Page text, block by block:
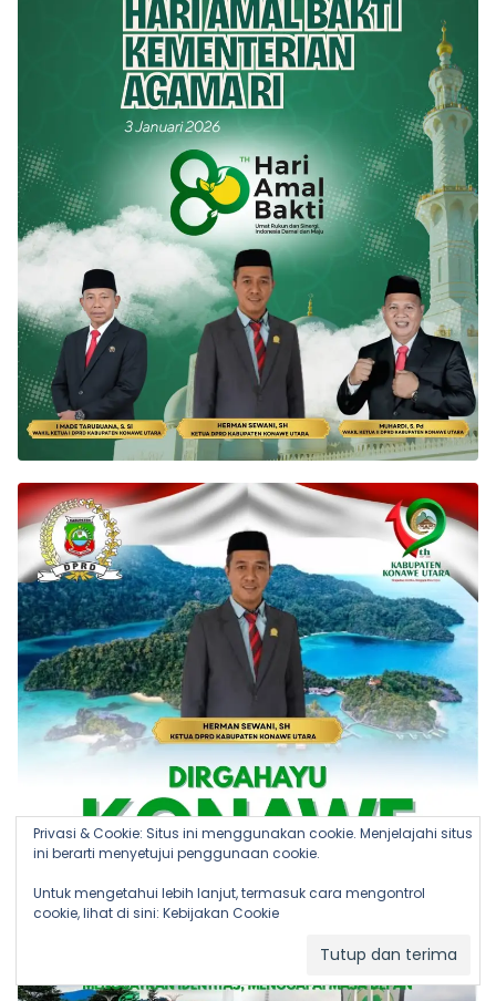
Privasi & Cookie: Situs ini menggunakan cookie. Menjelajahi situs
ini berarti menyetujui penggunaan cookie.
Untuk mengetahui lebih lanjut, termasuk cara mengontrol
cookie, lihat di sini: Kebijakan Cookie